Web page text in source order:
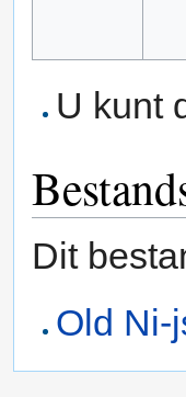
U kunt
Dit
Old Ni-